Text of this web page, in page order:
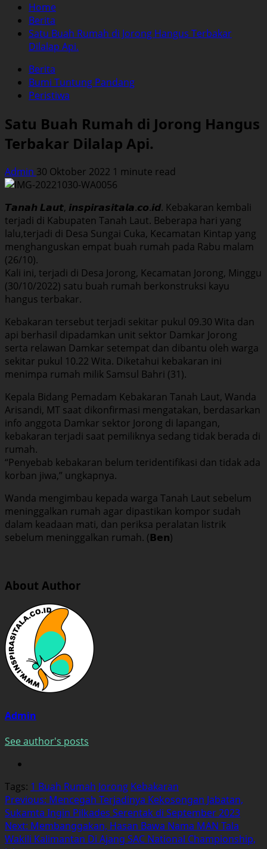
Home
Berita
Satu Buah Rumah di Jorong Hangus Terbakar
Dilalap Api.
Berita
Bumi Tuntung Pandang
Peristiwa
Satu Buah Rumah di Jorong Hangus
Terbakar Dilalap Api.
Admin 30 Oktober 2022 1 minute read
𝙏𝙖𝙣𝙖𝙝 𝙇𝙖𝙪𝙩, 𝙞𝙣𝙨𝙥𝙞𝙧𝙖𝙨𝙞𝙩𝙖𝙡𝙖.𝙘𝙤.𝙞𝙙. Kebakaran kembali
terjadi di Kabupaten Tanah Laut. Beberapa hari yang
lalu,terjadi di Desa Sungai Cuka, Kecamatan Kintap yang
menghanguskan empat buah rumah pada Rabu malam
(26/10).
Kali ini, terjadi di Desa Jorong, Kecamatan Jorong, Minggu
(30/10/2022) satu buah rumah berkonstruksi kayu
hangus terbakar.
Kebakaran tersebut terjadi sekitar pukul 09.30 Wita dan
api berhasil dipadamkan unit sektor Damkar Jorong
serta relawan Damkar setempat dan dibantu oleh warga
sekitar pukul 10.22 Wita. Diketahui kebakaran ini
menimpa rumah milik Samsul Bahri (31).
Kepala Bidang Pemadam Kebakaran Tanah Laut, Wanda
Arisandi, MT saat dikonfirmasi mengatakan, berdasarkan
info anggota Damkar sektor Jorong di lapangan,
kebakaran terjadi saat pemiliknya sedang tidak berada di
rumah.
“Penyebab kebakaran belum teridentifikasi dan tidak ada
korban jiwa,” ungkapnya.
Wanda mengimbau kepada warga Tanah Laut sebelum
meninggalkan rumah agar dipastikan kompor sudah
dalam keadaan mati, dan periksa peralatan listrik
sebelum meninggalkan rumah. (𝗕𝗲𝗻)
About Author
Admin
See author's posts
Tags: 1 Buah Rumah Jorong Kebakaran
Post
navigation
Previous: Mencegah Terjadinya Kekosongan Jabatan,
Sukamta Ingin Pilkades Serentak di September 2023
Next: Membanggakan, Hasan Bawa Nama MAN Tala
Wakili Kalimantan Di Ajang SAC National Championship,